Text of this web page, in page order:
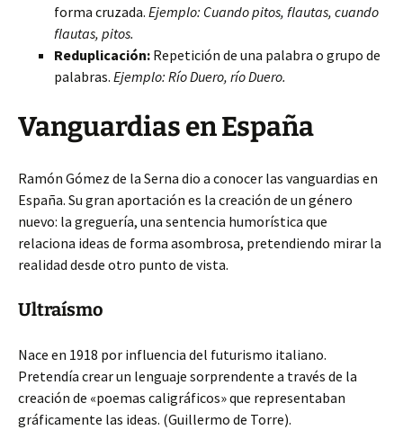
forma cruzada. Ejemplo: Cuando pitos, flautas, cuando
flautas, pitos.
Reduplicación: Repetición de una palabra o grupo de
palabras. Ejemplo: Río Duero, río Duero.
Vanguardias en España
Ramón Gómez de la Serna dio a conocer las vanguardias en
España. Su gran aportación es la creación de un género
nuevo: la greguería, una sentencia humorística que
relaciona ideas de forma asombrosa, pretendiendo mirar la
realidad desde otro punto de vista.
Ultraísmo
Nace en 1918 por influencia del futurismo italiano.
Pretendía crear un lenguaje sorprendente a través de la
creación de «poemas caligráficos» que representaban
gráficamente las ideas. (Guillermo de Torre).